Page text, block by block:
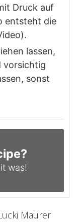
Druck auf
entsteht die
lassen,
vorsichtig
sonst
was!
Maurer